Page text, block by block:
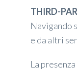
THIRD-
Navigando
e da altri
La